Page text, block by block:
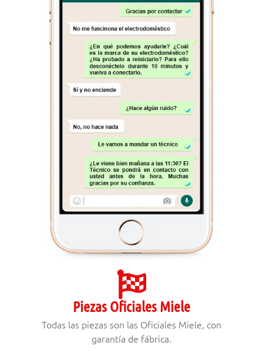
Piezas Oficiales Miele
Todas las piezas son las Oficiales Miele, con
garantía de fábrica.